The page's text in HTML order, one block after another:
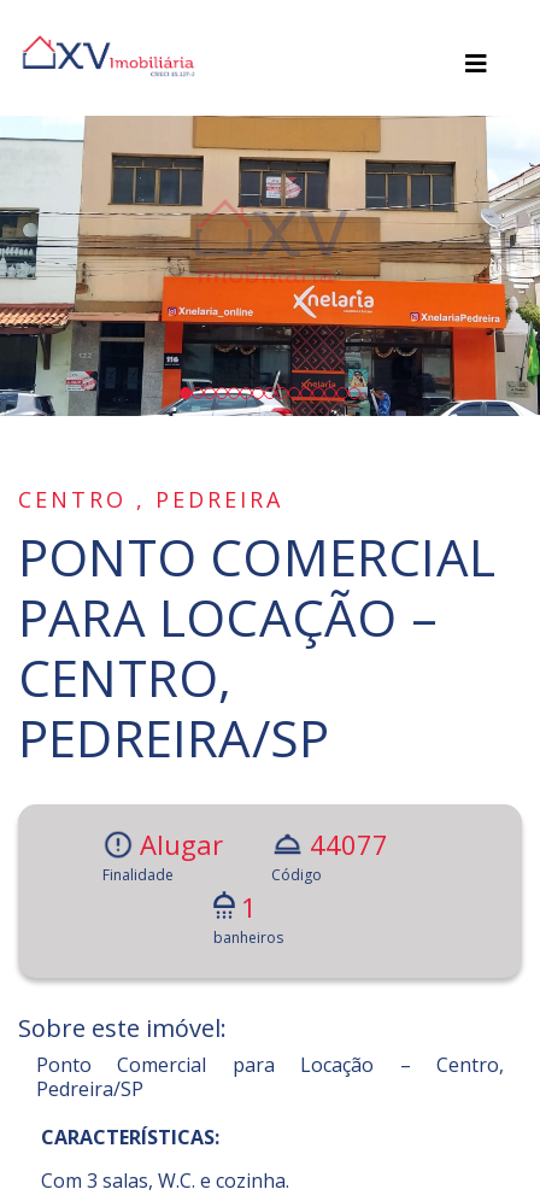
CENTRO , PEDREIRA
PONTO COMERCIAL
PARA LOCAÇÃO –
CENTRO,
PEDREIRA/SP
Alugar
Finalidade
44077
Código
1
banheiros
Sobre este imóvel:
Ponto Comercial para Locação – Centro,
Pedreira/SP
CARACTERÍSTICAS:
Com 3 salas, W.C. e cozinha.